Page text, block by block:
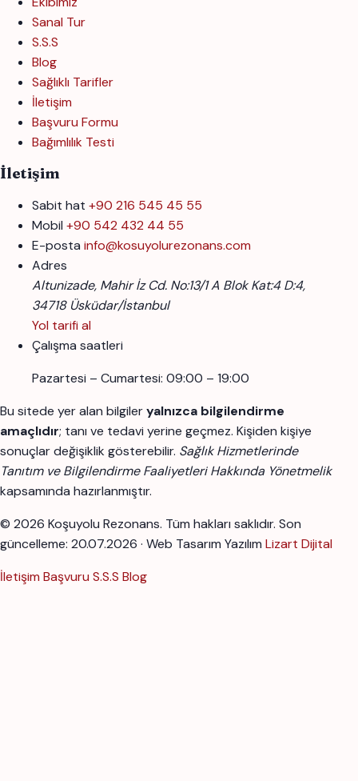
Sanal Tur
S.S.S
Blog
Sağlıklı Tarifler
İletişim
Başvuru Formu
Bağımlılık Testi
İletişim
Sabit hat +90 216 545 45 55
Mobil +90 542 432 44 55
E-posta info@kosuyolurezonans.com
Adres
Altunizade, Mahir İz Cd. No:13/1 A Blok Kat:4 D:4,
34718 Üsküdar/İstanbul
Yol tarifi al
Çalışma saatleri
Pazartesi – Cumartesi: 09:00 – 19:00
Bu sitede yer alan bilgileryalnızca bilgilendirme
amaçlıdır; tanı ve tedavi yerine geçmez. Kişiden kişiye
sonuçlar değişiklik gösterebilir. Sağlık Hizmetlerinde
Tanıtım ve Bilgilendirme Faaliyetleri Hakkında Yönetmelik
kapsamında hazırlanmıştır.
© 2026 Koşuyolu Rezonans. Tüm hakları saklıdır. Son
güncelleme: 20.07.2026 · Web Tasarım Yazılım Lizart Dijital
İletişim Başvuru S.S.S Blog